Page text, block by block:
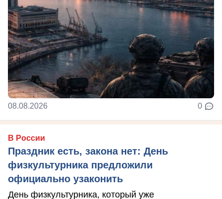
08.08.2026 0
В России
Праздник есть, закона нет: День
физкультурника предложили
официально узаконить
День физкультурника, который уже